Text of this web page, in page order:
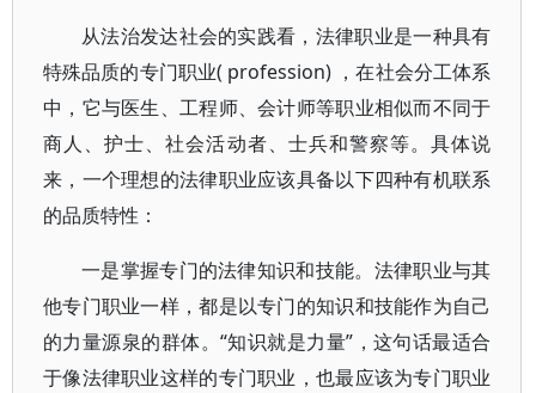
从法治发达社会的实践看，法律职业是一种具有
特殊品质的专门职业( profession) ，在社会分工体系
中，它与医生、工程师、会计师等职业相似而不同于
商人、护士、社会活动者、士兵和警察等。具体说
来，一个理想的法律职业应该具备以下四种有机联系
的品质特性：
一是掌握专门的法律知识和技能。法律职业与其
他专门职业一样，都是以专门的知识和技能作为自己
的力量源泉的群体。“知识就是力量”，这句话最适合
于像法律职业这样的专门职业，也最应该为专门职业